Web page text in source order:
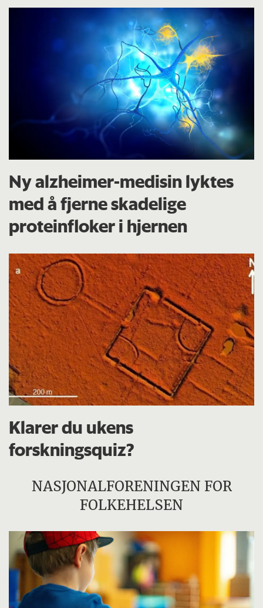
Ny alzheimer-medisin lyktes
med å fjerne skadelige
proteinfloker i hjernen
Klarer du ukens
forskningsquiz?
NASJONALFORENINGEN FOR
FOLKEHELSEN